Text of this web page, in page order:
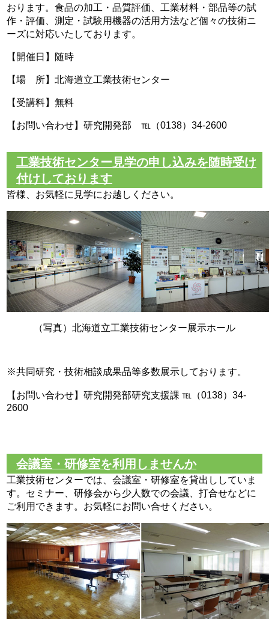
おります。食品の加工・品質評価、工業材料・部品等の試
作・評価、測定・試験用機器の活用方法など個々の技術ニ
ーズに対応いたしております。
【開催日】随時
【場 所】北海道立工業技術センター
【受講料】無料
【お問い合わせ】研究開発部 ℡（0138）34-2600
工業技術センター見学の申し込みを随時受け
付けしております
皆様、お気軽に見学にお越しください。
（写真）北海道立工業技術センター展示ホール
※共同研究・技術相談成果品等多数展示しております。
【お問い合わせ】研究開発部研究支援課 ℡（0138）34-
2600
会議室・研修室を利用しませんか
工業技術センターでは、会議室・研修室を貸出ししていま
す。セミナー、研修会から少人数での会議、打合せなどに
ご利用できます。お気軽にお問い合せください。